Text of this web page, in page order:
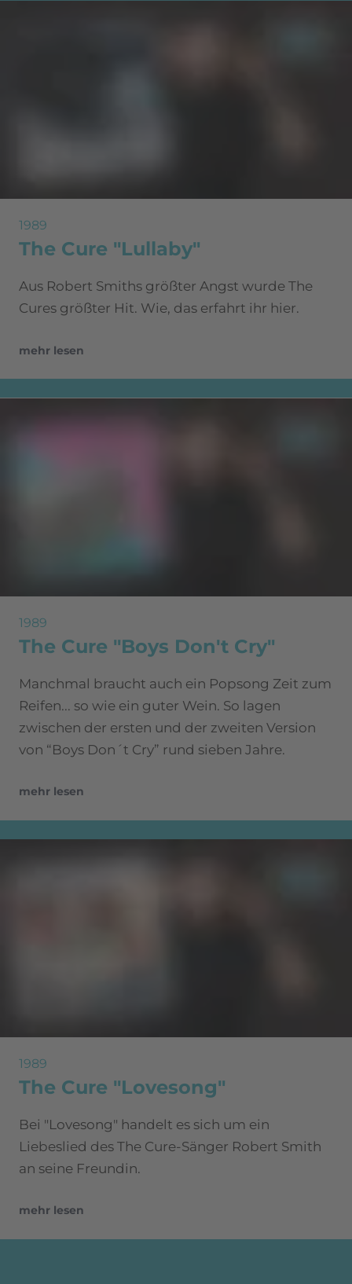
1989
The Cure "Lullaby"
Aus Robert Smiths größter Angst wurde The
Cures größter Hit. Wie, das erfahrt ihr hier.
mehr lesen
1989
The Cure "Boys Don't Cry"
Manchmal braucht auch ein Popsong Zeit zum
Reifen... so wie ein guter Wein. So lagen
zwischen der ersten und der zweiten Version
von “Boys Don´t Cry” rund sieben Jahre.
mehr lesen
1989
The Cure "Lovesong"
Bei "Lovesong" handelt es sich um ein
Liebeslied des The Cure-Sänger Robert Smith
an seine Freundin.
mehr lesen